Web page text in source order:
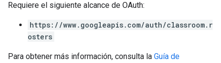
Requiere el siguiente alcance de OAuth:
https://www.googleapis.com/auth/classroom.r
osters
Para obtener más información, consulta la Guía de